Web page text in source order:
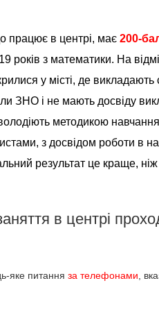
працює в центрі, має 200-
років з математики. На
у місті, де викладають
ЗНО і не мають досвіду
методикою
з досвідом роботи в
результат це краще,
в центрі
яке питання за телефонами ,